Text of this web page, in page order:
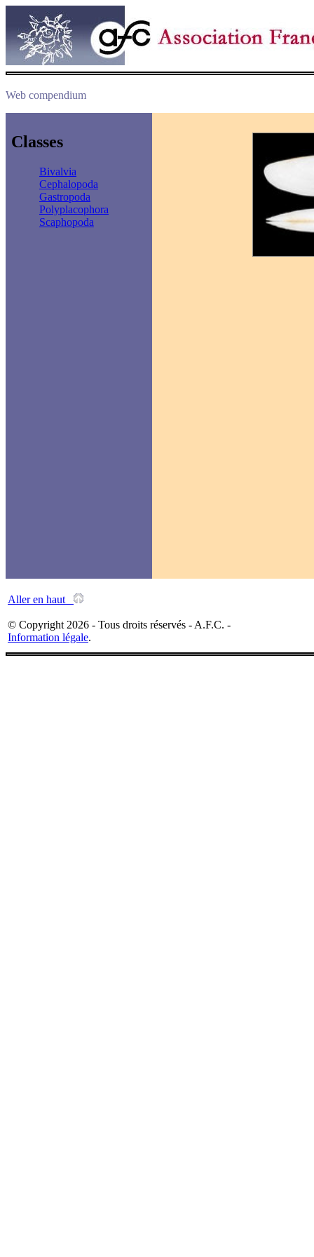
Web compendium
Classes
Bivalvia
Cephalopoda
Gastropoda
Polyplacophora
Scaphopoda
Aller en haut
© Copyright 2026 - Tous droits réservés - A.F.C. -
Information légale.